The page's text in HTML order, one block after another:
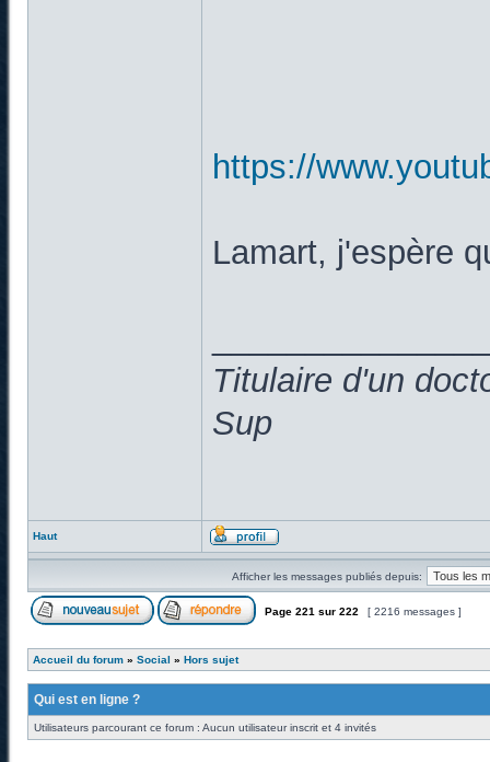
https://
Lamart, j'espère
Titulaire d'un
Sup
Haut
Afficher les messages publiés depuis:
Page 221 sur 222 [ 2216 messages ]
Accueil du forum » Social » Hors sujet
Qui est en ligne ?
Utilisateurs parcourant ce forum : Aucun utilisateur inscrit et 4 invités